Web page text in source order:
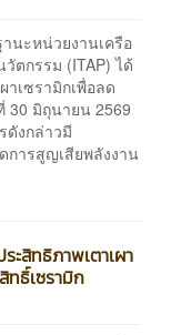
นะหน่วยงานเครือ
ตกรรม (ITAP) ได้
าเซรามิกเพื่อลด
30 มิถุนายน 2569
ดังกล่าวมี
การสูญเสียพลังงาน
ะสิทธิภาพเตาเผา
ทธิ์เซรามิก